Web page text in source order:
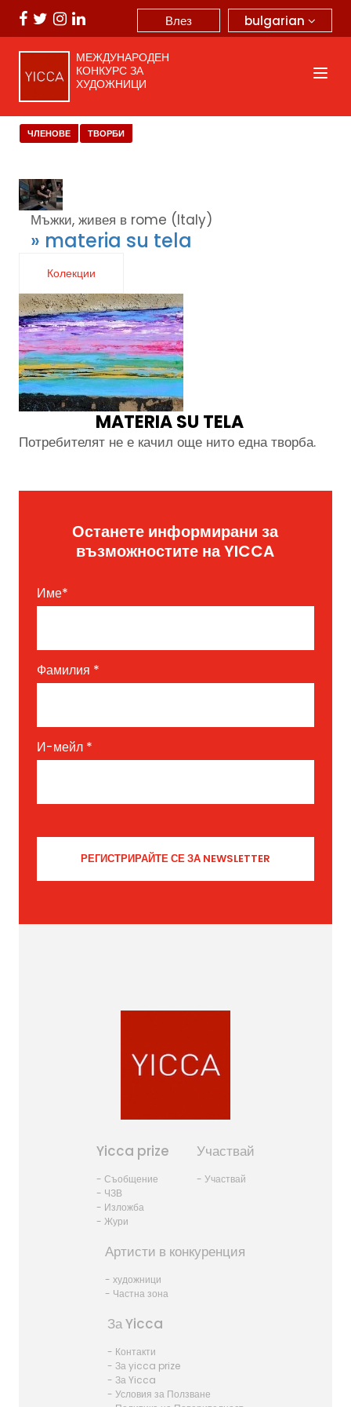
bulgarian
Влез
МЕЖДУНАРОДЕН
КОНКУРС ЗА
ХУДОЖНИЦИ
ЧЛЕНОВЕ ТВОРБИ
Мъжки, живея в rome (Italy)
» materia su tela
Колекции
MATERIA SU TELA
Потребителят не е качил още нито една творба.
Останете информирани за
възможностите на YICCA
Име*
Фамилия *
И-мейл *
Yicca prize
- Съобщение
- ЧЗВ
- Изложба
- Жури
Участвай
- Участвай
Артисти в конкуренция
- художници
- Частна зона
За Yicca
- Контакти
- За yicca prize
- За Yicca
- Условия за Ползване